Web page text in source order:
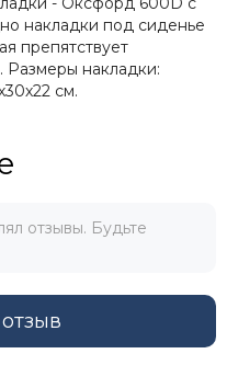
накладки под сиденье
препятствует
Размеры накладки:
см.
отзывы. Будьте